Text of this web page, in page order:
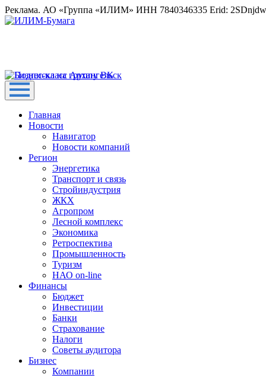
Реклама. АО «Группа «ИЛИМ» ИНН 7840346335 Erid:
Главная
Новости
Навигатор
Новости компаний
Регион
Энергетика
Транспорт и связь
Стройиндустрия
ЖКХ
Агропром
Лесной комплекс
Экономика
Ретроспектива
Промышленность
Туризм
НАО on-line
Финансы
Бюджет
Инвестиции
Банки
Страхование
Налоги
Советы аудитора
Бизнес
Компании